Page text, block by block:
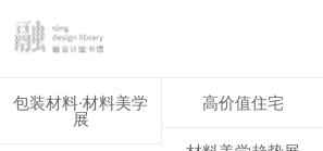
包装材料·材料美学
展
高价值住宅